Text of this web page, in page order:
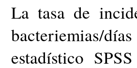
La tasa de
bacteriemias/
estadístico